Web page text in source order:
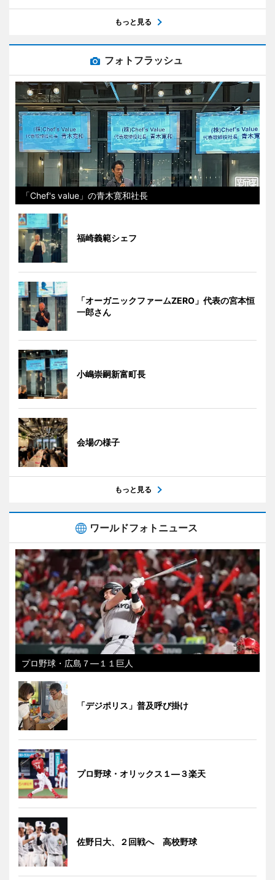
もっと見る
フォトフラッシュ
「Chef's value」の青木寛和社長
福崎義範シェフ
「オーガニックファームZERO」代表の宮本恒
一郎さん
小嶋崇嗣新富町長
会場の様子
もっと見る
ワールドフォトニュース
プロ野球・広島７―１１巨人
「デジポリス」普及呼び掛け
プロ野球・オリックス１―３楽天
佐野日大、２回戦へ 高校野球